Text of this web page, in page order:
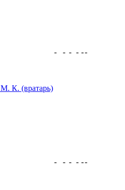
М. К. (вратарь)
- - - - --
- - - - --